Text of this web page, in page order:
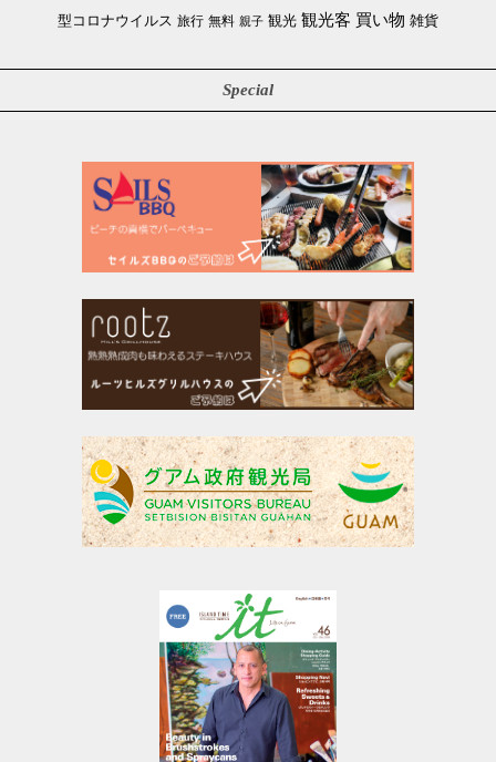
型コロナウイルス 旅行 無料 親子 観光 観光客 買い物 雑貨
Special